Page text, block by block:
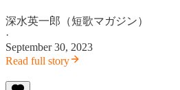
深水英一郎（短歌マガジン）
·
September 30, 2023
Read full story